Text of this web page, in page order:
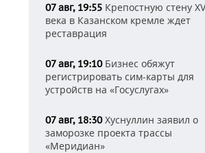
07 авг, 19:55 Крепостную стену
века в Казанском кремле ждет
реставрация
07 авг, 19:10Бизнес обяжут
регистрировать сим-карты для
устройств на «Госуслугах»
07 авг, 18:30Хуснуллин заявил о
заморозке проекта трассы
«Меридиан»